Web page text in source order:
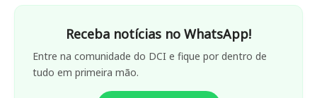
Receba notícias no WhatsApp!
Entre na comunidade do DCI e fique por dentro de
tudo em primeira mão.